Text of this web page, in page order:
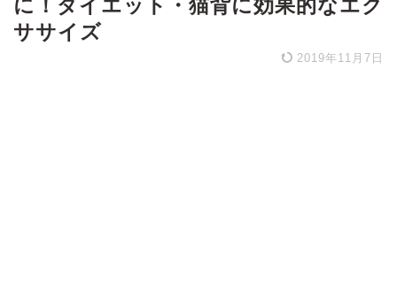
に！ダイエット・猫背に効果的なエク
ササイズ
2019年11月7日